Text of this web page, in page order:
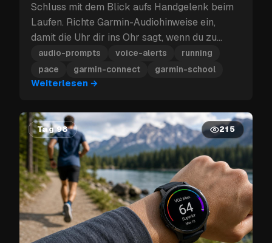
Schluss mit dem Blick aufs Handgelenk beim
Laufen. Richte Garmin-Audiohinweise ein,
damit die Uhr dir ins Ohr sagt, wenn du zu
schnell oder zu langsam läufst.
audio-prompts voice-alerts
running
pace
garmin-connect
garmin-school
Weiterlesen →
Tag 98 215